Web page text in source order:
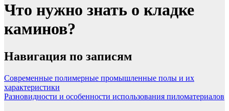
Что нужно знать о кладке
каминов?
Навигация по записям
Современные полимерные промышленные полы и их
характеристики
Разновидности и особенности использования пиломатериалов